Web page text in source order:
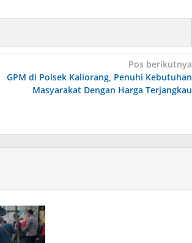
Pos berikutnya
GPM di Polsek Kaliorang, Penuhi Kebutuhan
Masyarakat Dengan Harga Terjangkau